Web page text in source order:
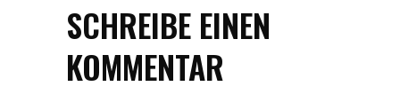
SCHREIBE EINEN
KOMMENTAR